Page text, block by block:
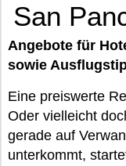
San
Angebote für
sowie
Eine preiswerte
Oder vielleicht
gerade auf
unterkommt,